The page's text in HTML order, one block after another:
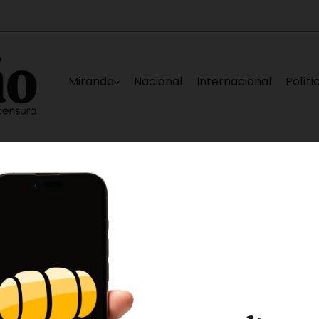
Miranda Nacional Internacional
en La Guaira Nueva falla eléctrica